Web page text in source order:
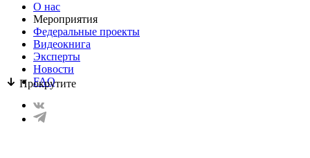
Прокрутите
О нас
Mероприятия
Федеральные проекты
Видеокнига
Эксперты
Новости
FAQ